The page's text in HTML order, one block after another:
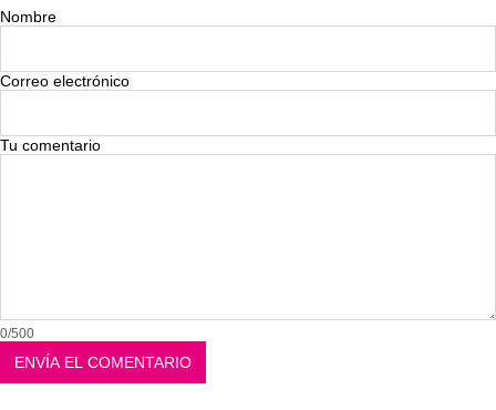
Nombre
Correo electrónico
Tu comentario
0/500